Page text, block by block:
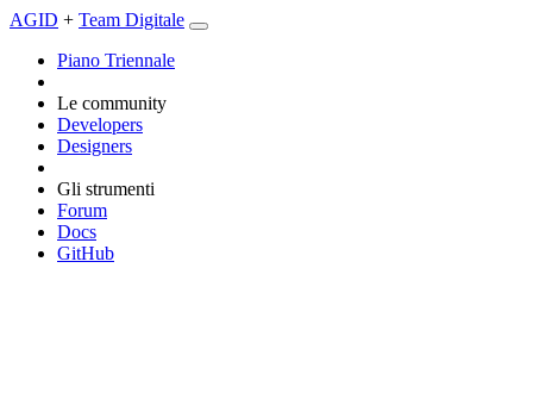
AGID + Team Digitale
Piano Triennale
Le community
Developers
Designers
Gli strumenti
Forum
Docs
GitHub